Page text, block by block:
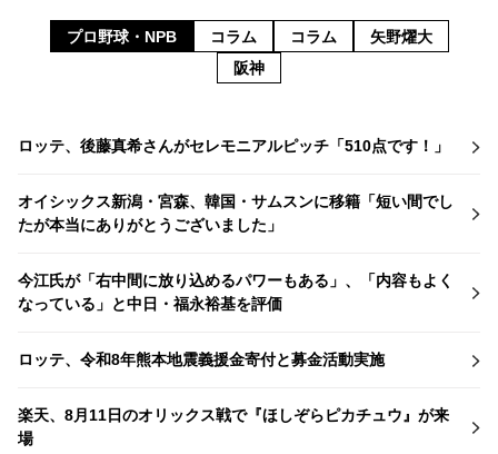
プロ野球・NPB コラム コラム
矢野燿大
阪神
ロッテ、後藤真希さんがセレモニアルピッチ「510点です！」
オイシックス新潟・宮森、韓国・サムスンに移籍「短い間でし
たが本当にありがとうございました」
今江氏が「右中間に放り込めるパワーもある」、「内容もよく
なっている」と中日・福永裕基を評価
ロッテ、令和8年熊本地震義援金寄付と募金活動実施
楽天、8月11日のオリックス戦で『ほしぞらピカチュウ』が来
場